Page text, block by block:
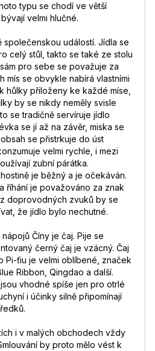
typu se chodí ve větší
velmi hlučné.
událostí. Jídla se
celý stůl, takto se také ze stolu
pro sebe se považuje za
mís se obvykle nabírá vlastními
hůlky přiloženy ke každé míse,
by se nikdy neměly svisle
se tradičně servíruje jídlo
se jí až na závěr, miska se
se přistrkuje do úst
velmi rychle, i mezi
zubní párátka.
je běžný a je očekáván.
říhání je považováno za znak
doprovodných zvuků by se
že jídlo bylo nechutné.
Číny je čaj. Pije se
černý čaj je vzácný. Čaj
Pi-ťiu je velmi oblíbené, značek
Ribbon, Qingdao a další.
vhodné spíše jen pro otrlé
i účinky silně připomínají
i v malých obchodech vždy
by proto mělo vést k